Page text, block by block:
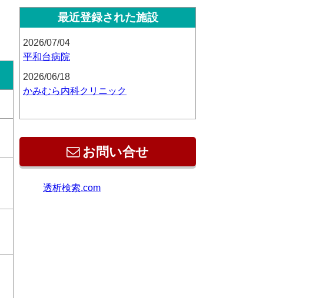
最近登録された施設
2026/07/04
平和台病院
2026/06/18
かみむら内科クリニック
お問い合せ
透析検索.com